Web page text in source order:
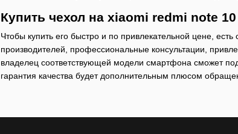
Купить чехол на xiaomi redmi note 10
Чтобы купить его быстро и по привлекательной цене,
производителей, профессиональные консультации,
владелец соответствующей модели смартфона сможет
гарантия качества будет дополнительным плюсом